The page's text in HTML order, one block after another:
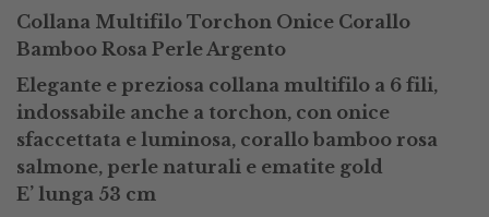
Collana Multifilo Torchon Onice Corallo
Bamboo Rosa Perle Argento
Elegante e preziosa collana multifilo a 6 fili,
indossabile anche a torchon, con onice
sfaccettata e luminosa, corallo bamboo rosa
salmone, perle naturali e ematite gold
E’ lunga 53 cm